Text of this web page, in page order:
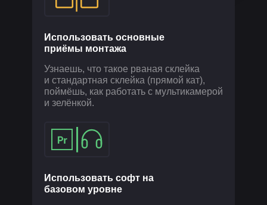
Узнаешь, что такое рваная склейка
и стандартная склейка (прямой кат),
поймёшь, как работать с мультикамерой
и зелёнкой.
Использовать основные
приёмы монтажа
Использовать софт на
базовом уровне